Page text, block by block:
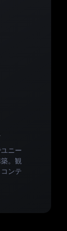
ニー
。観
ンテ